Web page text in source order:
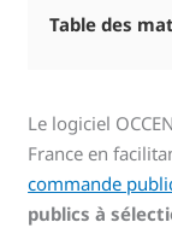
Table des
Le logiciel
France en
commande
publics à